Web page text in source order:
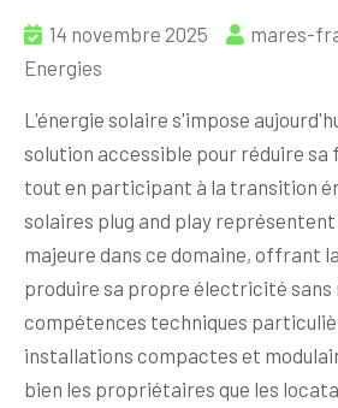
14 novembre 2025
mares-
Energies
L'énergie solaire s'impose
solution accessible pour réduire
tout en participant à la transition
solaires plug and play
majeure dans ce domaine, offrant
produire sa propre électricité sans
compétences techniques
installations compactes et
bien les propriétaires que les